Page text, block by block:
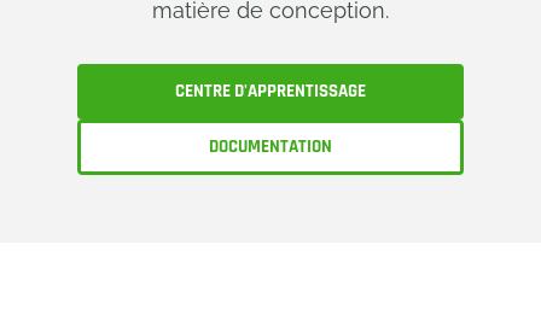
matière de conception.
CENTRE D'APPRENTISSAGE
DOCUMENTATION